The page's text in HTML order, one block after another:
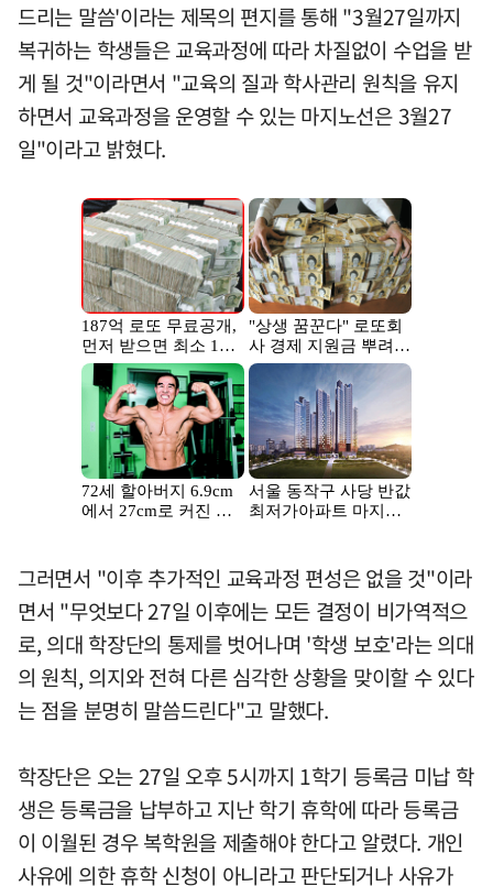
드리는 말씀'이라는 제목의 편지를 통해 "3월27일까지
복귀하는 학생들은 교육과정에 따라 차질없이 수업을 받
게 될 것"이라면서 "교육의 질과 학사관리 원칙을 유지
하면서 교육과정을 운영할 수 있는 마지노선은 3월27
일"이라고 밝혔다.
그러면서 "이후 추가적인 교육과정 편성은 없을 것"이라
면서 "무엇보다 27일 이후에는 모든 결정이 비가역적으
로, 의대 학장단의 통제를 벗어나며 '학생 보호'라는 의대
의 원칙, 의지와 전혀 다른 심각한 상황을 맞이할 수 있다
는 점을 분명히 말씀드린다"고 말했다.
학장단은 오는 27일 오후 5시까지 1학기 등록금 미납 학
생은 등록금을 납부하고 지난 학기 휴학에 따라 등록금
이 이월된 경우 복학원을 제출해야 한다고 알렸다. 개인
사유에 의한 휴학 신청이 아니라고 판단되거나 사유가